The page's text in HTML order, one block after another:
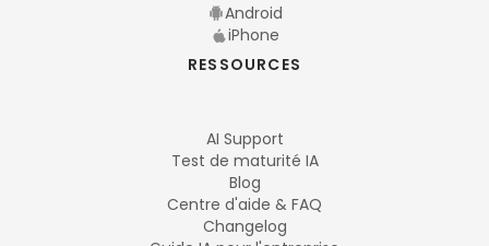
Android
iPhone
RESSOURCES
AI Support
Test de maturité IA
Blog
Centre d'aide & FAQ
Changelog